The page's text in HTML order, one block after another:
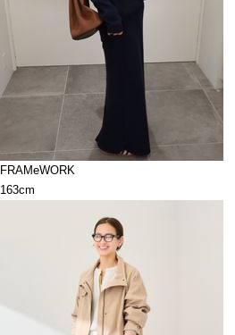
FRAMeWORK
163cm